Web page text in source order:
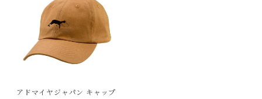
アドマイヤジャパン キャップ